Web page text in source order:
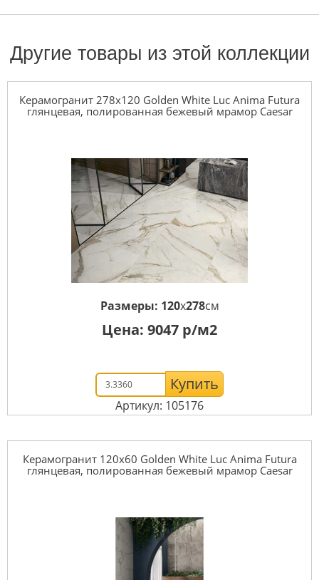
Другие товары из этой коллекции
Керамогранит 278x120 Golden White Luc Anima Futura
глянцевая, полированная бежевый мрамор Caesar
Размеры: 120x278см
Цена: 9047 р/м2
Купить
Артикул: 105176
Керамогранит 120x60 Golden White Luc Anima Futura
глянцевая, полированная бежевый мрамор Caesar